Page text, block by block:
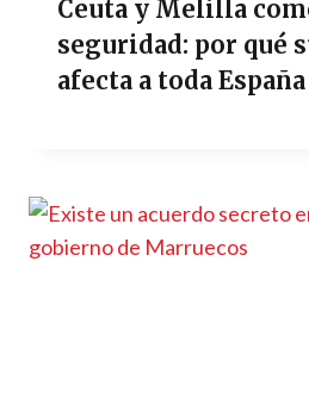
Ceuta y Melilla
seguridad: por qué
afecta a toda España